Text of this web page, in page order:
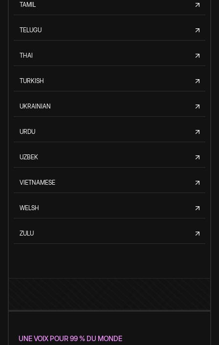
TAMIL
TELUGU
THAI
TURKISH
UKRAINIAN
URDU
UZBEK
VIETNAMESE
WELSH
ZULU
UNE VOIX POUR 99 % DU MONDE